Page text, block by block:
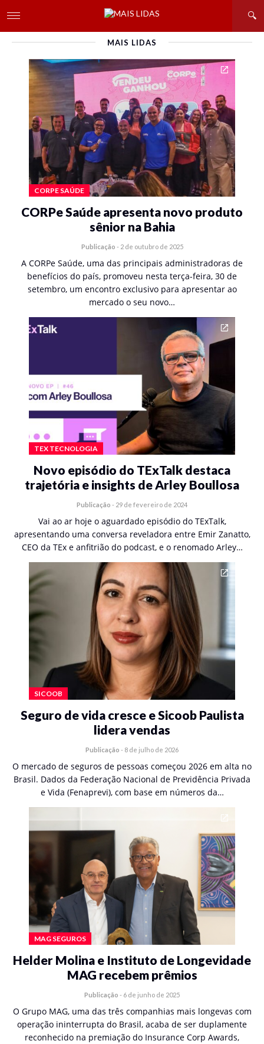
MAIS LIDAS
CORPE SAÚDE
CORPe Saúde apresenta novo produto
sênior na Bahia
Publicação - 2 de outubro de 2025
A CORPe Saúde, uma das principais administradoras de
benefícios do país, promoveu nesta terça-feira, 30 de
setembro, um encontro exclusivo para apresentar ao
mercado o seu novo…
TEX TECNOLOGIA
Novo episódio do TExTalk destaca
trajetória e insights de Arley Boullosa
Publicação - 29 de fevereiro de 2024
Vai ao ar hoje o aguardado episódio do TExTalk,
apresentando uma conversa reveladora entre Emir Zanatto,
CEO da TEx e anfitrião do podcast, e o renomado Arley…
SICOOB
Seguro de vida cresce e Sicoob Paulista
lidera vendas
Publicação - 8 de julho de 2026
O mercado de seguros de pessoas começou 2026 em alta no
Brasil. Dados da Federação Nacional de Previdência Privada
e Vida (Fenaprevi), com base em números da…
MAG SEGUROS
Helder Molina e Instituto de Longevidade
MAG recebem prêmios
Publicação - 6 de junho de 2025
O Grupo MAG, uma das três companhias mais longevas com
operação ininterrupta do Brasil, acaba de ser duplamente
reconhecido na premiação do Insurance Corp Awards,